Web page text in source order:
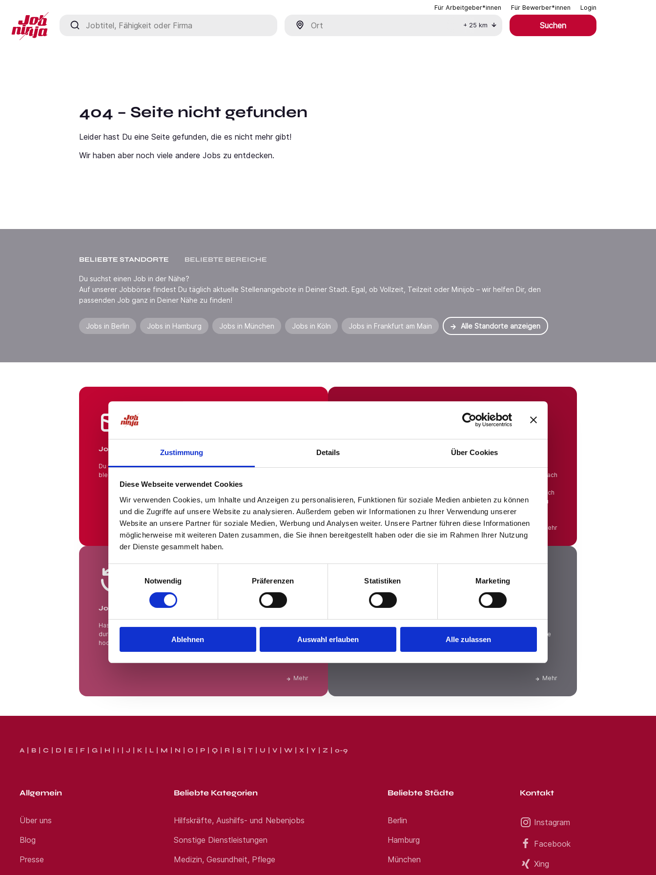
Zustimmung Details Über Cookies
Diese Webseite verwendet Cookies
Wir verwenden Cookies, um Inhalte und Anzeigen zu personalisieren, Funktionen für soziale Medien anbieten zu können
und die Zugriffe auf unsere Website zu analysieren. Außerdem geben wir Informationen zu Ihrer Verwendung unserer
Website an unsere Partner für soziale Medien, Werbung und Analysen weiter. Unsere Partner führen diese Informationen
möglicherweise mit weiteren Daten zusammen, die Sie ihnen bereitgestellt haben oder die sie im Rahmen Ihrer Nutzung
der Dienste gesammelt haben.
Einwilligungsauswahl
Notwendig
Präferenzen Statistiken Marketing
Ablehnen Auswahl erlauben Alle zulassen
Für Arbeitgeber*innen Für Bewerber*innen Login
Jobtitel, Fähigkeit oder Firma
+ 25 km Suchen
404 – Seite nicht gefunden
Leider hast Du eine Seite gefunden, die es nicht mehr gibt!
Wir haben aber noch viele andere Jobs zu entdecken.
BELIEBTE STANDORTE BELIEBTE BEREICHE
Du suchst einen Job in der Nähe?
Auf unserer Jobbörse findest Du täglich aktuelle Stellenangebote in Deiner Stadt. Egal, ob Vollzeit, Teilzeit oder Minijob – wir helfen Dir, den
passenden Job ganz in Deiner Nähe zu finden!
Jobs in Berlin Jobs in Hamburg Jobs in München Jobs in Köln Jobs in Frankfurt am Main Alle Standorte anzeigen
Jobs in Branchen!
Du fühlst Dich wohl in Deinem Beruf und möchtest in Deiner Branche
bleiben? Hier findest Du das gesamte Angebot aus Deiner Branche.
Mehr
Jobs in Branchen
Auf unserer Plattform findest Du eine große Auswahl an
Stellenangeboten, die nach Städten sortiert sind, sodass Du gezielt nach
Herausforderung suchst, einen beruflichen Wechsel planst oder einfach
eine Stelle in Deinem aktuellen Wohnort bevorzugst – bei uns wirst Du
fündig.
Mehr
Jobs in der Nähe
Jobsuche andersrum!
Hast Du keine Lust und Zeit, auf Jobbörsen jede Stellenanzeige zu
durchsuchen? Teste die "Jobsuche andersrum", lade Deinen Lebenslauf
hoch und lasse Dir Jobs vorschlagen, die zu Dir passen.
Mehr
Jobsuche andersrum
Was bleibt vom Brutto?
Viele fragen sich, wie sich das Bruttogehalt in das Nettogehalt
umwandelt. Steuern, Sozialversicherungsbeiträge und andere Abzüge
sorgen dafür, dass vom ursprünglichen Betrag nicht alles auf Deinem
Konto landet. Mit unserem Brutto-Netto-Rechner kannst Du sofort
Mehr
A B C D E F G H I J K L M N O P Q R S T U V W X Y Z 0-9
Allgemein
Über uns
Blog
Presse
Beliebte Kategorien
Hilfskräfte, Aushilfs- und Nebenjobs
Sonstige Dienstleistungen
Medizin, Gesundheit, Pflege
Beliebte Städte
Berlin
Hamburg
München
Kontakt
Instagram
Facebook
Xing